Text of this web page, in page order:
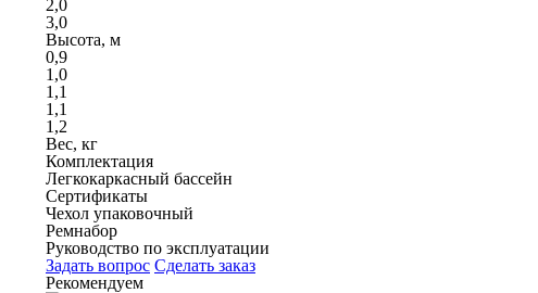
2,0
3,0
Высота, м
0,9
1,0
1,1
1,1
1,2
Вес, кг
Комплектация
Легкокаркасный бассейн
Сертификаты
Чехол упаковочный
Ремнабор
Руководство по эксплуатации
Задать вопрос Сделать заказ
Рекомендуем